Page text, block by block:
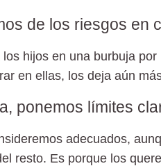
de los riesgos en
los hijos en una burbuja
en ellas, los deja aún
ponemos límites
adecuados,
resto. Es porque los